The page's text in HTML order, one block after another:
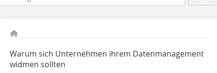
Warum sich Unternehmen ihrem Datenmanagement
widmen sollten